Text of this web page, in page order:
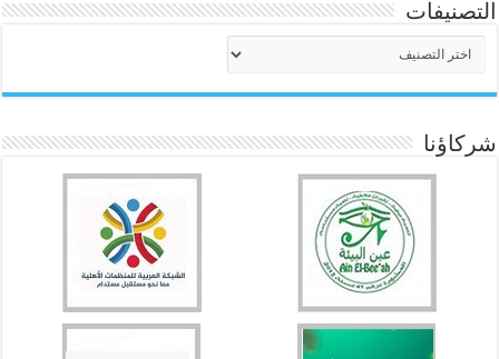
التصنيفات
التصنيفات
شركاؤنا